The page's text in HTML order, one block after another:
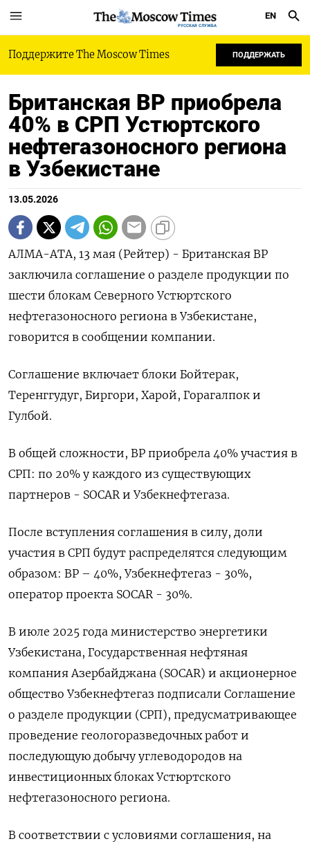
РУССКАЯ СЛУЖБА
EN
Поддержите The Moscow Times ПОДДЕРЖАТЬ
Британская BP приобрела
40% в СРП Устюртского
нефтегазоносного региона
в Узбекистане
13.05.2026
АЛМА-АТА, 13 мая (Рейтер) - Британская BP
заключила соглашение о разделе продукции по
шести блокам Северного Устюртского
нефтегазоносного региона в ‌Узбекистане,
говорится в сообщении компании.
Соглашение включает блоки Бойтерак,
Теренггудуг, Биргори, Харой, Горагалпок и
Гулбой.
В общей сложности, BP ​приобрела 40% участия ​в ​
СРП: по 20% ⁠у каждого из существующих
партнеров - ‌SOCAR и Узбекнефтегаза.
После вступления ‌соглашения в силу, доли
участия в СРП будут распределятся ​следующим
образом: BP – 40%, Узбекнефтегаз - 30%,
оператор ‌проекта SOCAR - 30%.
В июле 2025 года ​министерство энергетики
Узбекистана, Государственная нефтяная
компания Азербайджана (SOCAR) и акционерное
‌общество Узбекнефтегаз подписали Соглашение
о разделе продукции (СРП), предусматривающее
проведение геологоразведочных работ и
последующую добычу ​углеводородов на
инвестиционных ​блоках Устюртского
‌нефтегазоносного региона.
В соответствии с условиями соглашения, на ​